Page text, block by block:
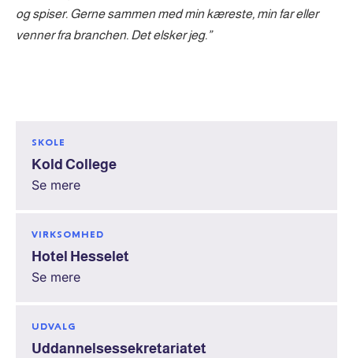
og spiser. Gerne sammen med min kæreste, min far eller
venner fra branchen. Det elsker jeg.”
SKOLE
Kold College
Se mere
VIRKSOMHED
Hotel Hesselet
Se mere
UDVALG
Uddannelsessekretariatet